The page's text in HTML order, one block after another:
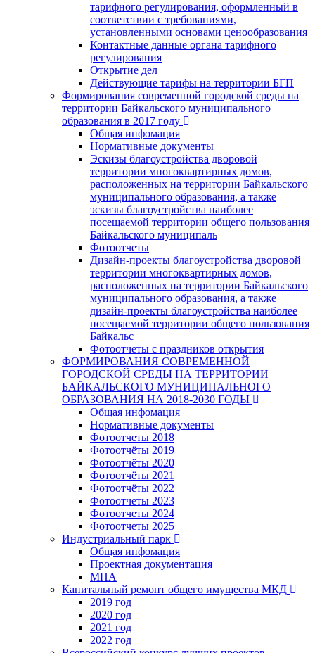
тарифного регулирования, оформленный в
соответствии с требованиями,
установленными основами ценообразования
Контактные данные органа тарифного
регулирования
Открытие дел
Действующие тарифы на территории БГП
Формирования современной городской среды на
территории Байкальского муниципального
образования в 2017 году
Общая инфомация
Нормативные документы
Эскизы благоустройства дворовой
территории многоквартирных домов,
расположенных на территории Байкальского
муниципального образования, а также
эскизы благоустройства наиболее
посещаемой территории общего пользования
Байкальского муниципаль
Фотоотчеты
Дизайн-проекты благоустройства дворовой
территории многоквартирных домов,
расположенных на территории Байкальского
муниципального образования, а также
дизайн-проекты благоустройства наиболее
посещаемой территории общего пользования
Байкальс
Фотоотчеты с праздников открытия
ФОРМИРОВАНИЯ СОВРЕМЕННОЙ
ГОРОДСКОЙ СРЕДЫ НА ТЕРРИТОРИИ
БАЙКАЛЬСКОГО МУНИЦИПАЛЬНОГО
ОБРАЗОВАНИЯ НА 2018-2030 ГОДЫ
Общая инфомация
Нормативные документы
Фотоотчеты 2018
Фотоотчёты 2019
Фотоотчёты 2020
Фотоотчёты 2021
Фотоотчёты 2022
Фотоотчеты 2023
Фотоотчеты 2024
Фотоотчеты 2025
Индустриальный парк
Общая инфомация
Проектная документация
МПА
Капитальный ремонт общего имущества МКД
2019 год
2020 год
2021 год
2022 год